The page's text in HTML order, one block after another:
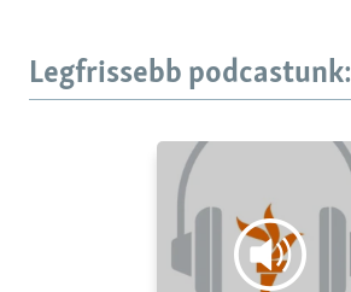
Legfrissebb podcastunk: